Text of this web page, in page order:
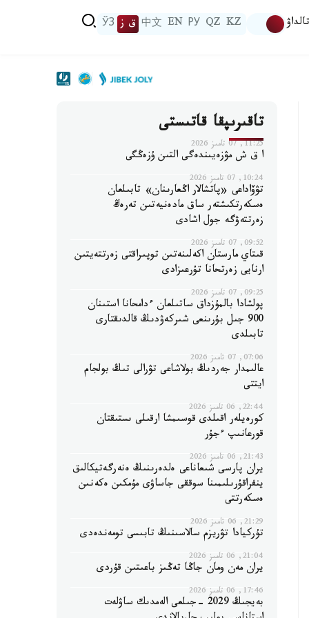
تالداۋ KZ
QZ
РУ
EN
中文 ق ز ЎЗ
تاقىرىپقا قاتىستى
11:25, 07 تامىز 2026
ا ق ش مۋزەيىندەگى التىن ۇزەڭگى
10:24, 07 تامىز 2026
تۋۆاداعى «پاتشالار اڭعارىنان» تابىلعان
ەسكەرتكىشتەر ساق مادەنيەتىن تەرەڭ
زەرتتەۋگە جول اشادى
09:52, 07 تامىز 2026
قىتاي مارستان اكەلىنەتىن توپىراقتى زەرتتەيتىن
ارنايى زەرتحانا تۇرعىزادى
09:25, 07 تامىز 2026
پولشادا بالمۇزداق ساتىلعان ءدامحانا استىنان
900 جىل بۇرىنعى شىركەۋدىڭ قالدىقتارى
تابىلدى
07:06, 07 تامىز 2026
عالىمدار جەردىڭ بولاشاعى تۋرالى تىڭ بولجام
ايتتى
22:44, 06 تامىز 2026
كورەيلەر اقىلدى قوسىمشا ارقىلى ىستىقتان
قورعانىپ ءجۇر
21:43, 06 تامىز 2026
يران پارسى شىعاناعى ەلدەرىنىڭ ەنەرگەتيكالىق
ينفراقۇرىلىمىنا سوققى جاساۋى مۇمكىن ەكەنىن
ەسكەرتتى
21:29, 06 تامىز 2026
تۇركيادا تۋريزم سالاسىنىڭ تابىسى تومەندەدى
21:04, 06 تامىز 2026
يران مەن ومان جاڭا تەڭىز باعىتىن قۇردى
17:46, 06 تامىز 2026
بەيجىڭ 2029 -جىلعى الەمدىك ساۋلەت